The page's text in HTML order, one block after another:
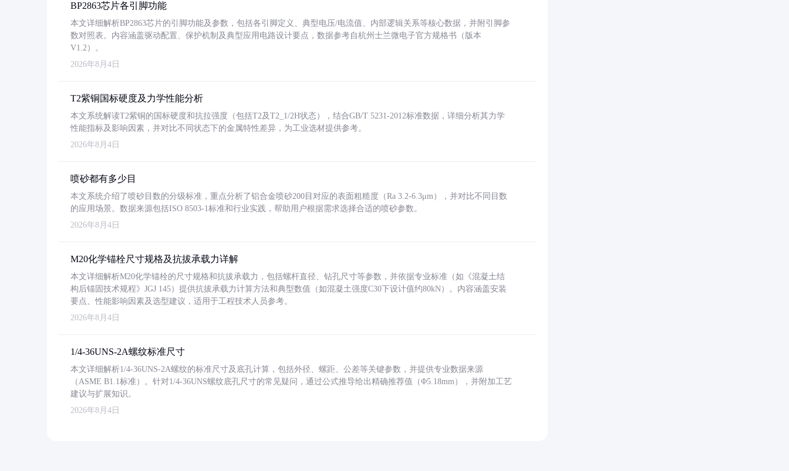
BP2863芯片各引脚功能
本文详细解析BP2863芯片的引脚功能及参数，包括各引脚定义、典型电压/电流值、内部逻辑关系等核心数据，并附引脚参
数对照表。内容涵盖驱动配置、保护机制及典型应用电路设计要点，数据参考自杭州士兰微电子官方规格书（版本
V1.2）。
2026年8月4日
T2紫铜国标硬度及力学性能分析
本文系统解读T2紫铜的国标硬度和抗拉强度（包括T2及T2_1/2H状态），结合GB/T 5231-2012标准数据，详细分析其力学
性能指标及影响因素，并对比不同状态下的金属特性差异，为工业选材提供参考。
2026年8月4日
喷砂都有多少目
本文系统介绍了喷砂目数的分级标准，重点分析了铝合金喷砂200目对应的表面粗糙度（Ra 3.2-6.3μm），并对比不同目数
的应用场景。数据来源包括ISO 8503-1标准和行业实践，帮助用户根据需求选择合适的喷砂参数。
2026年8月4日
M20化学锚栓尺寸规格及抗拔承载力详解
本文详细解析M20化学锚栓的尺寸规格和抗拔承载力，包括螺杆直径、钻孔尺寸等参数，并依据专业标准（如《混凝土结
构后锚固技术规程》JGJ 145）提供抗拔承载力计算方法和典型数值（如混凝土强度C30下设计值约80kN）。内容涵盖安装
要点、性能影响因素及选型建议，适用于工程技术人员参考。
2026年8月4日
1/4-36UNS-2A螺纹标准尺寸
本文详细解析1/4-36UNS-2A螺纹的标准尺寸及底孔计算，包括外径、螺距、公差等关键参数，并提供专业数据来源
（ASME B1.1标准）。针对1/4-36UNS螺纹底孔尺寸的常见疑问，通过公式推导给出精确推荐值（Φ5.18mm），并附加工艺
建议与扩展知识。
2026年8月4日